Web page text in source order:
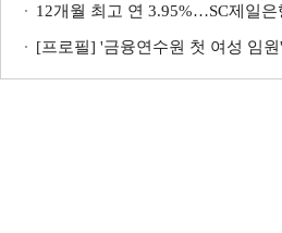
12개월 최고 연 3.95%…SC제일
[프로필] '금융연수원 첫 여성 임원